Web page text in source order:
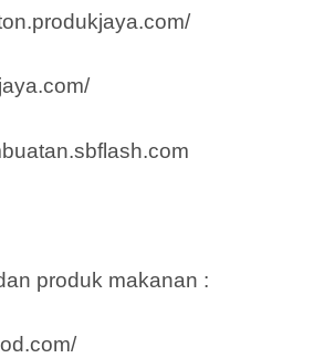
produk makanan :